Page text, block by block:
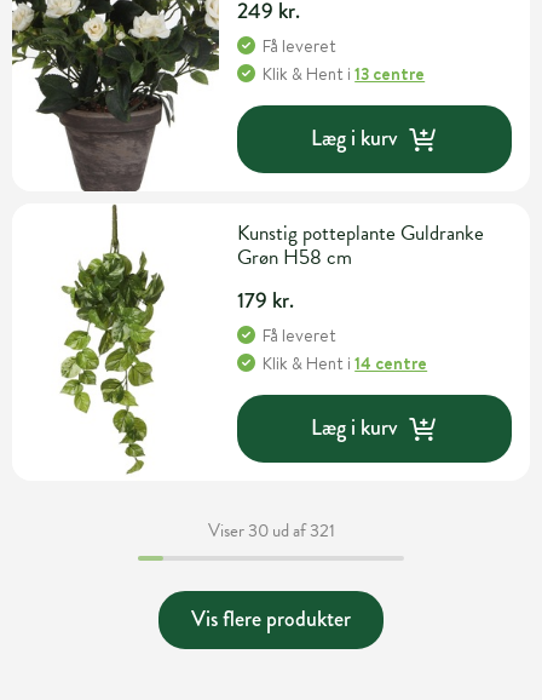
249 kr.
Få leveret
Klik & Hent i13 centre
Læg i kurv
Kunstig potteplante Guldranke
Grøn H58 cm
179 kr.
Få leveret
Klik & Hent i14 centre
Læg i kurv
Viser 30 ud af 321
Vis flere produkter